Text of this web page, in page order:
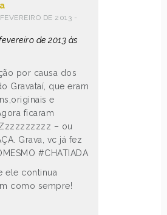
DE 2013 -
de 2013 às
por causa dos
Gravataí, que eram
e
ficaram
– ou
Grava, vc já fez
#CHATIADA
ele continua
como sempre!